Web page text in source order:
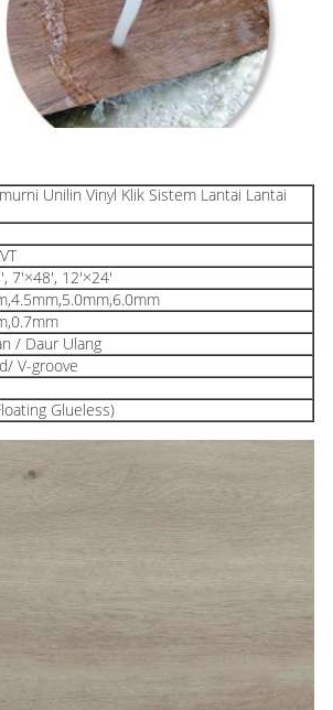
Unilin Vinyl Klik Sistem Lantai Lantai
7'×48', 12'×24'
/ Daur Ulang
V-groove
Glueless)